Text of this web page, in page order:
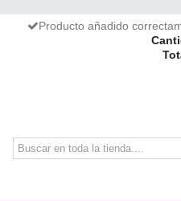
Producto añadido